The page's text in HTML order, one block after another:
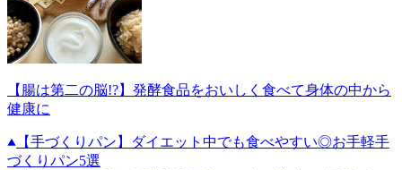
【腸は第二の脳!?】発酵食品をおいしく食べて身体の中から
健康に
【手づくりパン】ダイエット中でも食べやすい◎お手軽手
づくりパン5選